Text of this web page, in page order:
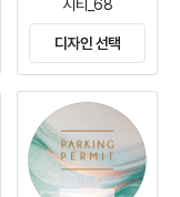
시티_68
디자인 선택